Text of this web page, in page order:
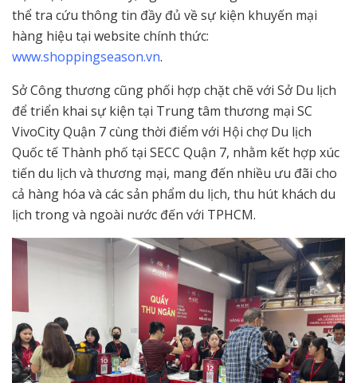
thể tra cứu thông tin đầy đủ về sự kiện khuyến mại
hàng hiệu tại website chính thức:
www.shoppingseason.vn.
Sở Công thương cũng phối hợp chặt chẽ với Sở Du lịch
để triển khai sự kiện tại Trung tâm thương mại SC
VivoCity Quận 7 cùng thời điểm với Hội chợ Du lịch
Quốc tế Thành phố tại SECC Quận 7, nhằm kết hợp xúc
tiến du lịch và thương mại, mang đến nhiều ưu đãi cho
cả hàng hóa và các sản phẩm du lịch, thu hút khách du
lịch trong và ngoài nước đến với TPHCM.